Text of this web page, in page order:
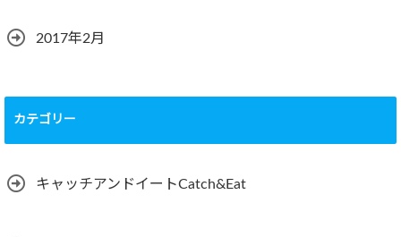
2017年2月
カテゴリー
キャッチアンドイートCatch&Eat